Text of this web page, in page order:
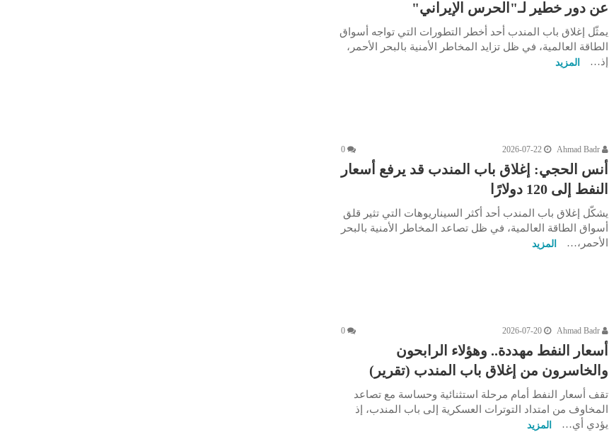
عن دور خطير لـ"الحرس الإيراني"
يمثّل إغلاق باب المندب أحد أخطر التطورات التي تواجه أسواق
الطاقة العالمية، في ظل تزايد المخاطر الأمنية بالبحر الأحمر،
إذ…
المزيد
Ahmad Badr
2026-07-22
0
أنس الحجي: إغلاق باب المندب قد يرفع أسعار
النفط إلى 120 دولارًا
يشكّل إغلاق باب المندب أحد أكثر السيناريوهات التي تثير قلق
أسواق الطاقة العالمية، في ظل تصاعد المخاطر الأمنية بالبحر
الأحمر،…
المزيد
Ahmad Badr
2026-07-20
0
أسعار النفط مهددة.. وهؤلاء الرابحون
والخاسرون من إغلاق باب المندب (تقرير)
تقف أسعار النفط أمام مرحلة استثنائية وحساسة مع تصاعد
المخاوف من امتداد التوترات العسكرية إلى باب المندب، إذ
يؤدي أي…
المزيد